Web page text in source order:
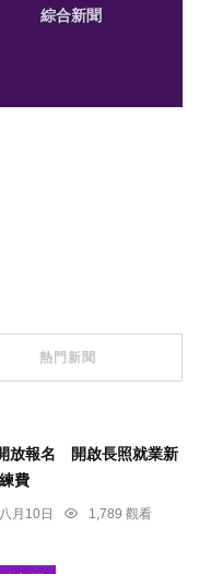
綜合新聞
熱門新聞
放報名 開啟長照就業新
費
月10日
1,789 觀看